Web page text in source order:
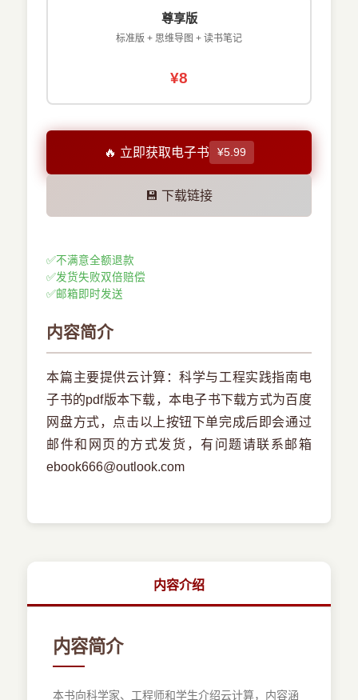
尊享版
标准版 + 思维导图 + 读书笔记
¥8
🔥 立即获取电子书 ¥5.99
💾 下载链接
✅不满意全额退款
✅发货失败双倍赔偿
✅邮箱即时发送
内容简介
本篇主要提供云计算：科学与工程实践指南电
子书的pdf版本下载，本电子书下载方式为百度
网盘方式，点击以上按钮下单完成后即会通过
邮件和网页的方式发货，有问题请联系邮箱
ebook666@outlook.com
内容介绍
内容简介
本书向科学家、工程师和学生介绍云计算，内容涵